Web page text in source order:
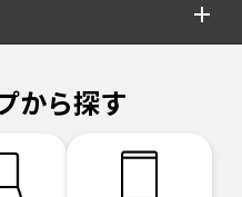
から探す